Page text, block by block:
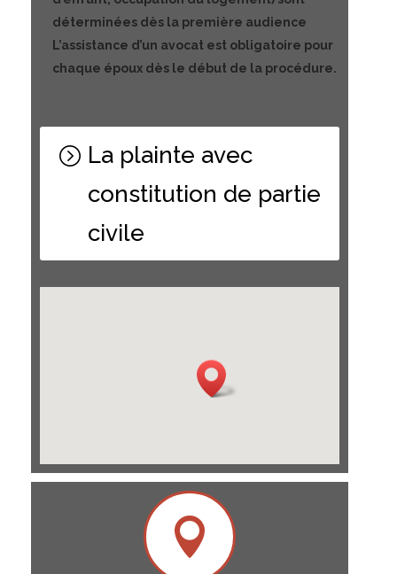
déterminées dès la première audience
L’assistance d’un avocat est obligatoire pour
chaque époux dès le début de la procédure.
La plainte avec
constitution de partie
civile
